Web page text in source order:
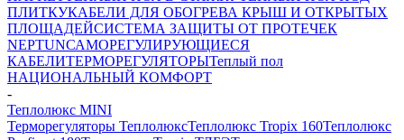
ПЛИТКУКАБЕЛИ ДЛЯ ОБОГРЕВА КРЫШ И ОТКРЫТЫХ
ПЛОЩАДЕЙСИСТЕМА ЗАЩИТЫ ОТ ПРОТЕЧЕК
NEPTUNСАМОРЕГУЛИРУЮЩИЕСЯ
КАБЕЛИТЕРМОРЕГУЛЯТОРЫТеплый пол
НАЦИОНАЛЬНЫЙ КОМФОРТ
-
Теплолюкс MINI
Терморегуляторы ТеплолюксТеплолюкс Tropix 160Теплолюкс